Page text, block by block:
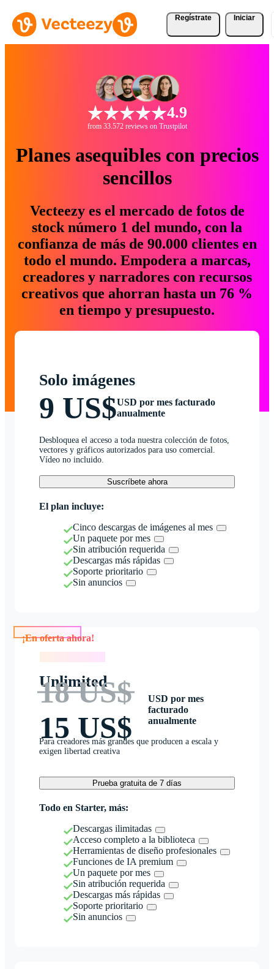
Regístrate Iniciar
4.9
from 33.572 reviews on Trustpilot
Planes asequibles con precios
sencillos
Vecteezy es el mercado de fotos de
stock número 1 del mundo, con la
confianza de más de 90.000 clientes en
todo el mundo. Empodera a marcas,
creadores y narradores con recursos
creativos que ahorran hasta un 76 %
en tiempo y presupuesto.
Solo imágenes
9 US$USD por mes facturado
anualmente
Desbloquea el acceso a toda nuestra colección de fotos,
vectores y gráficos autorizados para uso comercial.
Vídeo no incluido.
Suscríbete ahora
El plan incluye:
Cinco descargas de imágenes al mes
Un paquete por mes
Sin atribución requerida
Descargas más rápidas
Soporte prioritario
Sin anuncios
Unlimited
18 US$
15 US$
USD por mes
facturado
anualmente
Para creadores más grandes que producen a escala y
exigen libertad creativa
Prueba gratuita de 7 días
Todo en Starter, más:
Descargas ilimitadas
Acceso completo a la biblioteca
Herramientas de diseño profesionales
Funciones de IA premium
Un paquete por mes
Sin atribución requerida
Descargas más rápidas
Soporte prioritario
Sin anuncios